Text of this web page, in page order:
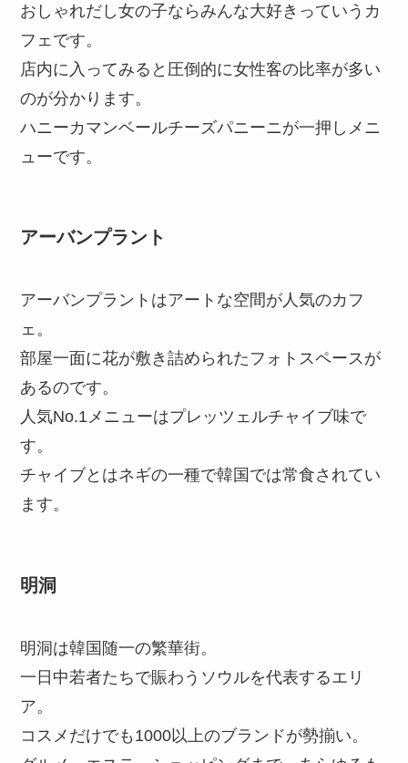
おしゃれだし女の子ならみんな大好きっていうカ
フェです。
店内に入ってみると圧倒的に女性客の比率が多い
のが分かります。
ハニーカマンベールチーズパニーニが一押しメニ
ューです。
アーバンプラント
​​アーバンプラントはアートな空間が人気のカフ
ェ。
部屋一面に花が敷き詰められたフォトスペースが
あるのです。
人気No.1メニューはプレッツェルチャイブ味で
す。
チャイブとはネギの一種で韓国では常食されてい
ます。
明洞
明洞は韓国随一の繁華街。
一日中若者たちで賑わうソウルを代表するエリ
ア。
コスメだけでも1000以上のブランドが勢揃い。